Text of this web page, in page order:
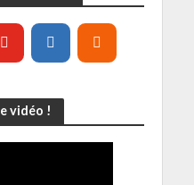
vidéo !